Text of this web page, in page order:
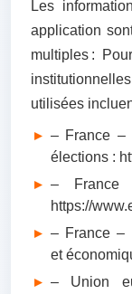
Les
application
multiples :
utilisées
– France –
élections :
– France
https://
– France –
et
– Union